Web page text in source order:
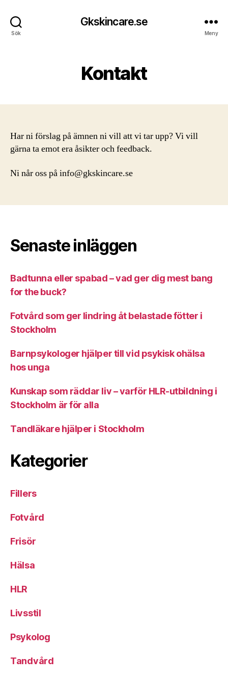
Sök
Gkskincare.se
Meny
Kontakt
Har ni förslag på ämnen ni vill att vi tar upp? Vi vill
gärna ta emot era åsikter och feedback.
Ni når oss påinfo@gkskincare.se
Senaste inläggen
Badtunna eller spabad – vad ger dig mest bang
for the buck?
Fotvård som ger lindring åt belastade fötter i
Stockholm
Barnpsykologer hjälper till vid psykisk ohälsa
hos unga
Kunskap som räddar liv – varför HLR-utbildning i
Stockholm är för alla
Tandläkare hjälper i Stockholm
Kategorier
Fillers
Fotvård
Frisör
Hälsa
HLR
Livsstil
Psykolog
Tandvård